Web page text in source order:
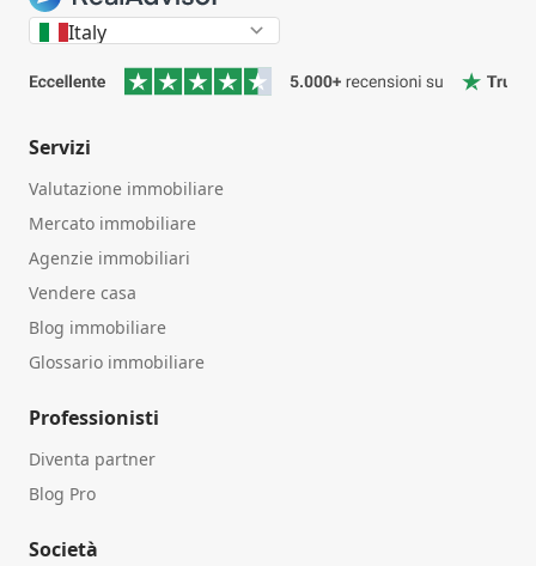
Italy
Servizi
Valutazione immobiliare
Mercato immobiliare
Agenzie immobiliari
Vendere casa
Blog immobiliare
Glossario immobiliare
Professionisti
Diventa partner
Blog Pro
Società